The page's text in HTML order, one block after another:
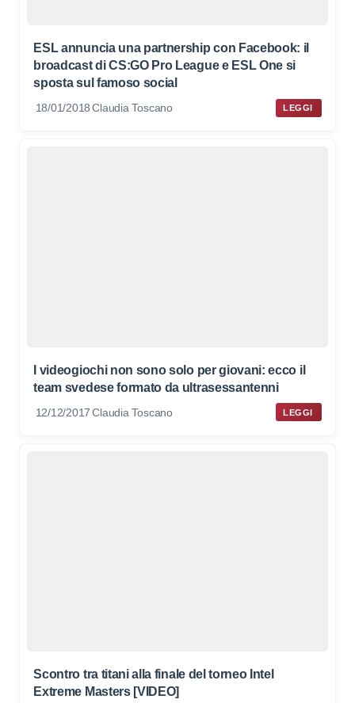
ESL annuncia una partnership con Facebook: il
broadcast di CS:GO Pro League e ESL One si
sposta sul famoso social
18/01/2018 Claudia Toscano LEGGI
I videogiochi non sono solo per giovani: ecco il
team svedese formato da ultrasessantenni
12/12/2017 Claudia Toscano LEGGI
Scontro tra titani alla finale del torneo Intel
Extreme Masters [VIDEO]